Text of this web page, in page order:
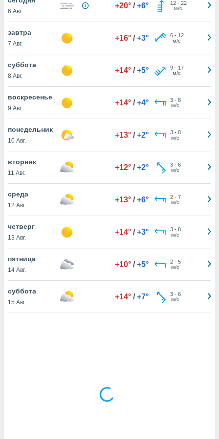
действия
на веб-
основе.
нашей
cookie
в
ВЫ
равно
нашим
6 Авг.
+20° / +6° 12- 22
м/с
завтра
7 Авг.
+16° / +3° 6- 12
м/с
суббота
8 Авг.
+14° / +5° 9- 17
м/с
воскресенье
9 Авг.
+14° / +4° 3- 8
м/с
понедельник
10 Авг.
+13° / +2° 3- 8
м/с
вторник
11 Авг.
+12° / +2° 3- 6
м/с
среда
12 Авг.
+13° / +6° 2- 7
м/с
четверг
13 Авг.
+14° / +3° 3- 8
м/с
пятница
14 Авг.
+10° / +5° 2- 5
м/с
суббота
15 Авг.
+14° / +7° 3- 6
м/с